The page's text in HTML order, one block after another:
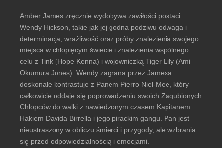
Amber James zręcznie wydobywa zawiłości postaci
Wendy Hickson, takie jak jej godna podziwu odwaga i
determinacja, wrażliwość oraz próby znalezienia swojego
miejsca w chłopięcym świecie i znalezienia wspólnego
celu z Tink (Hope Kenna) i wojowniczką Tiger Lily (Ami
Okumura Jones). Wendy zagrana przez Jamesa
doskonale kontrastuje z Panem Pierro Niel-Mee, który
całkowicie oddaje się poprowadzeniu swoich Zagubionych
Chłopców do walki z nawiedzonym czasem Kapitanem
Hakiem Davida Birrella i jego pirackim gangu. Pan jest
nieustraszony w obliczu śmierci i przygody, ale wzbrania
się przed odpowiedzialnością i emocjami.